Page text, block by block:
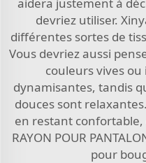
devriez utiliser.
différentes sortes de
Vous devriez aussi
couleurs vives
dynamisantes, tandis
douces sont
en restant
RAYON POUR
pour